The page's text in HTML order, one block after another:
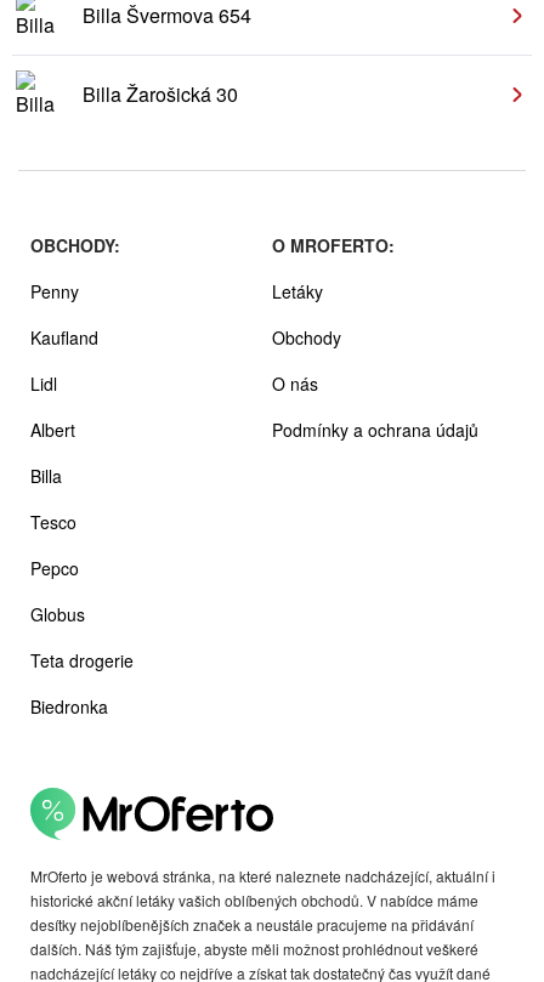
Billa Švermova 654
Billa Žarošická 30
MrOferto je webová stránka, na které naleznete nadcházející, aktuální i
historické akční letáky vašich oblíbených obchodů. V nabídce máme
desítky nejoblíbenějších značek a neustále pracujeme na přidávání
dalších. Náš tým zajišťuje, abyste měli možnost prohlédnout veškeré
nadcházející letáky co nejdříve a získat tak dostatečný čas využít dané
OBCHODY:
Penny
Kaufland
Lidl
Albert
Billa
Tesco
Pepco
Globus
Teta drogerie
Biedronka
O MROFERTO:
Letáky
Obchody
O nás
Podmínky a ochrana údajů